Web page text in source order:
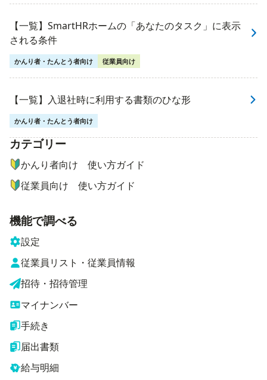
【一覧】SmartHRホームの「あなたのタスク」に表示
される条件
かんり者・たんとう者向け 従業員向け
【一覧】入退社時に利用する書類のひな形
かんり者・たんとう者向け
ナビゲーションメニュー
カテゴリー
かんり者向け 使い方ガイド
従業員向け 使い方ガイド
機能で調べる
設定
従業員リスト・従業員情報
招待・招待管理
マイナンバー
手続き
届出書類
給与明細